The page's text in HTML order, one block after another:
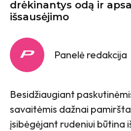
drėkinantys odą ir
išsausėjimo
Panelė redakcija
Besidžiaugiant
savaitėmis dažnai
įsibėgėjant rudeniui būtina